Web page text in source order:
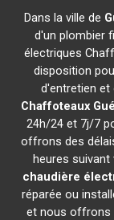
Dans la ville de
d'un plombier
électriques
disposition
d'entretien et
Chaffoteaux
24h/24 et 7j/7
offrons des
heures suivant
chaudière
réparée ou
et nous offrons